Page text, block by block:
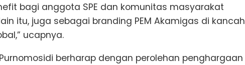
bagi anggota SPE dan komunitas masyarakat
itu, juga sebagai branding PEM Akamigas di kancah
ucapnya.
berharap dengan perolehan penghargaan